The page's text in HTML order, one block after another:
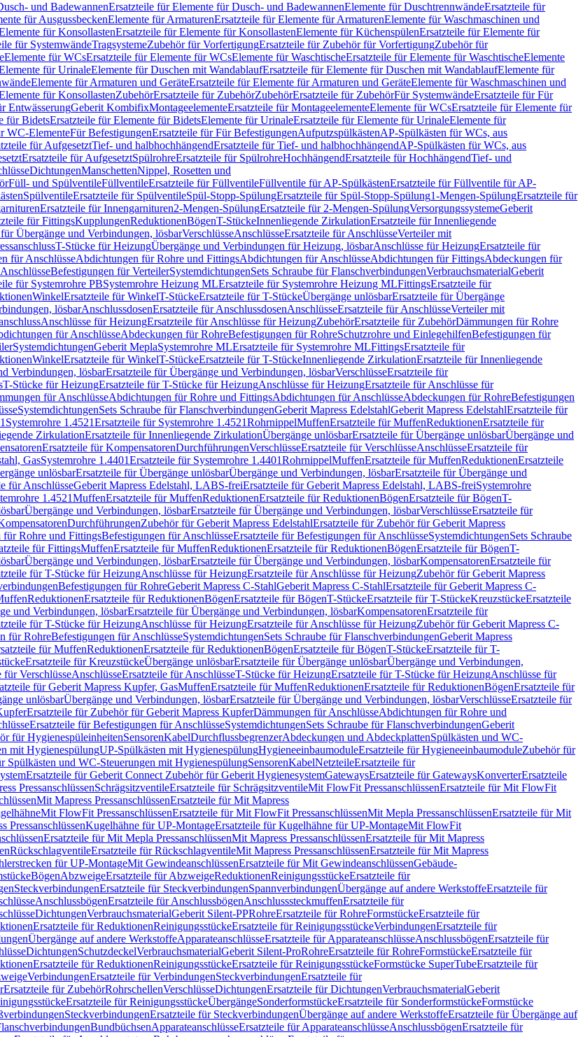
und BadewannenErsatzteile für Elemente für Dusch- und BadewannenElemente für DuschtrennwändeErsatzteile für
für AusgussbeckenElemente für ArmaturenErsatzteile für Elemente für ArmaturenElemente für Waschmaschinen und
für KonsollastenErsatzteile für Elemente für KonsollastenElemente für KüchenspülenErsatzteile für Elemente für
für SystemwändeTragsystemeZubehör für VorfertigungErsatzteile für Zubehör für VorfertigungZubehör für
Elemente für WCsErsatzteile für Elemente für WCsElemente für WaschtischeErsatzteile für Elemente für WaschtischeElemente
für UrinaleElemente für Duschen mit WandablaufErsatzteile für Elemente für Duschen mit WandablaufElemente für
Elemente für Armaturen und GeräteErsatzteile für Elemente für Armaturen und GeräteElemente für Waschmaschinen und
für KonsollastenZubehörErsatzteile für ZubehörZubehörErsatzteile für ZubehörFür SystemwändeErsatzteile für Für
EntwässerungGeberit KombifixMontageelementeErsatzteile für MontageelementeElemente für WCsErsatzteile für Elemente für
für BidetsErsatzteile für Elemente für BidetsElemente für UrinaleErsatzteile für Elemente für UrinaleElemente für
WC-ElementeFür BefestigungenErsatzteile für Für BefestigungenAufputzspülkästenAP-Spülkästen für WCs, aus
für AufgesetztTief- und halbhochhängendErsatzteile für Tief- und halbhochhängendAP-Spülkästen für WCs, aus
Ersatzteile für AufgesetztSpülrohreErsatzteile für SpülrohreHochhängendErsatzteile für HochhängendTief- und
DichtungenManschettenNippel, Rosetten und
Füll- und SpülventileFüllventileErsatzteile für FüllventileFüllventile für AP-SpülkästenErsatzteile für Füllventile für AP-
SpülventileErsatzteile für SpülventileSpül-Stopp-SpülungErsatzteile für Spül-Stopp-Spülung1-Mengen-SpülungErsatzteile für
Ersatzteile für Innengarnituren2-Mengen-SpülungErsatzteile für 2-Mengen-SpülungVersorgungssystemeGeberit
für FittingsKupplungenReduktionenBögenT-StückeInnenliegende ZirkulationErsatzteile für Innenliegende
Übergänge und Verbindungen, lösbarVerschlüsseAnschlüsseErsatzteile für AnschlüsseVerteiler mit
T-Stücke für HeizungÜbergänge und Verbindungen für Heizung, lösbarAnschlüsse für HeizungErsatzteile für
für AnschlüsseAbdichtungen für Rohre und FittingsAbdichtungen für AnschlüsseAbdichtungen für FittingsAbdeckungen für
Befestigungen für VerteilerSystemdichtungenSets Schraube für FlanschverbindungenVerbrauchsmaterialGeberit
für Systemrohre PBSystemrohre Heizung MLErsatzteile für Systemrohre Heizung MLFittingsErsatzteile für
WinkelErsatzteile für WinkelT-StückeErsatzteile für T-StückeÜbergänge unlösbarErsatzteile für Übergänge
lösbarAnschlussdosenErsatzteile für AnschlussdosenAnschlüsseErsatzteile für AnschlüsseVerteiler mit
Anschlüsse für HeizungErsatzteile für Anschlüsse für HeizungZubehörErsatzteile für ZubehörDämmungen für Rohre
für AnschlüsseAbdeckungen für RohreBefestigungen für RohreSchutzrohre und EinlegehilfenBefestigungen für
SystemdichtungenGeberit MeplaSystemrohre MLErsatzteile für Systemrohre MLFittingsErsatzteile für
WinkelErsatzteile für WinkelT-StückeErsatzteile für T-StückeInnenliegende ZirkulationErsatzteile für Innenliegende
Verbindungen, lösbarErsatzteile für Übergänge und Verbindungen, lösbarVerschlüsseErsatzteile für
T-Stücke für HeizungErsatzteile für T-Stücke für HeizungAnschlüsse für HeizungErsatzteile für Anschlüsse für
für AnschlüsseAbdichtungen für Rohre und FittingsAbdichtungen für AnschlüsseAbdeckungen für RohreBefestigungen
SystemdichtungenSets Schraube für FlanschverbindungenGeberit Mapress EdelstahlGeberit Mapress EdelstahlErsatzteile für
Systemrohre 1.4521Ersatzteile für Systemrohre 1.4521RohrnippelMuffenErsatzteile für MuffenReduktionenErsatzteile für
ZirkulationErsatzteile für Innenliegende ZirkulationÜbergänge unlösbarErsatzteile für Übergänge unlösbarÜbergänge und
Ersatzteile für KompensatorenDurchführungenVerschlüsseErsatzteile für VerschlüsseAnschlüsseErsatzteile für
GasSystemrohre 1.4401Ersatzteile für Systemrohre 1.4401RohrnippelMuffenErsatzteile für MuffenReduktionenErsatzteile
unlösbarErsatzteile für Übergänge unlösbarÜbergänge und Verbindungen, lösbarErsatzteile für Übergänge und
für AnschlüsseGeberit Mapress Edelstahl, LABS-freiErsatzteile für Geberit Mapress Edelstahl, LABS-freiSystemrohre
1.4521MuffenErsatzteile für MuffenReduktionenErsatzteile für ReduktionenBögenErsatzteile für BögenT-
Übergänge und Verbindungen, lösbarErsatzteile für Übergänge und Verbindungen, lösbarVerschlüsseErsatzteile für
DurchführungenZubehör für Geberit Mapress EdelstahlErsatzteile für Zubehör für Geberit Mapress
für Rohre und FittingsBefestigungen für AnschlüsseErsatzteile für Befestigungen für AnschlüsseSystemdichtungenSets Schraube
für FittingsMuffenErsatzteile für MuffenReduktionenErsatzteile für ReduktionenBögenErsatzteile für BögenT-
Übergänge und Verbindungen, lösbarErsatzteile für Übergänge und Verbindungen, lösbarKompensatorenErsatzteile für
für T-Stücke für HeizungAnschlüsse für HeizungErsatzteile für Anschlüsse für HeizungZubehör für Geberit Mapress
Befestigungen für RohreGeberit Mapress C-StahlGeberit Mapress C-StahlErsatzteile für Geberit Mapress C-
ReduktionenErsatzteile für ReduktionenBögenErsatzteile für BögenT-StückeErsatzteile für T-StückeKreuzstückeErsatzteile
und Verbindungen, lösbarErsatzteile für Übergänge und Verbindungen, lösbarKompensatorenErsatzteile für
für T-Stücke für HeizungAnschlüsse für HeizungErsatzteile für Anschlüsse für HeizungZubehör für Geberit Mapress C-
für RohreBefestigungen für AnschlüsseSystemdichtungenSets Schraube für FlanschverbindungenGeberit Mapress
für MuffenReduktionenErsatzteile für ReduktionenBögenErsatzteile für BögenT-StückeErsatzteile für T-
Ersatzteile für KreuzstückeÜbergänge unlösbarErsatzteile für Übergänge unlösbarÜbergänge und Verbindungen,
für VerschlüsseAnschlüsseErsatzteile für AnschlüsseT-Stücke für HeizungErsatzteile für T-Stücke für HeizungAnschlüsse für
für Geberit Mapress Kupfer, GasMuffenErsatzteile für MuffenReduktionenErsatzteile für ReduktionenBögenErsatzteile für
unlösbarÜbergänge und Verbindungen, lösbarErsatzteile für Übergänge und Verbindungen, lösbarVerschlüsseErsatzteile für
Ersatzteile für Zubehör für Geberit Mapress KupferDämmungen für AnschlüsseAbdichtungen für Rohre und
Ersatzteile für Befestigungen für AnschlüsseSystemdichtungenSets Schraube für FlanschverbindungenGeberit
für HygienespüleinheitenSensorenKabelDurchflussbegrenzerAbdeckungen und AbdeckplattenSpülkästen und WC-
mit HygienespülungUP-Spülkästen mit HygienespülungHygieneeinbaumoduleErsatzteile für HygieneeinbaumoduleZubehör für
Spülkästen und WC-Steuerungen mit HygienespülungSensorenKabelNetzteileErsatzteile für
Ersatzteile für Geberit Connect Zubehör für Geberit HygienesystemGatewaysErsatzteile für GatewaysKonverterErsatzteile
PressanschlüssenSchrägsitzventileErsatzteile für SchrägsitzventileMit FlowFit PressanschlüssenErsatzteile für Mit FlowFit
Mit Mapress PressanschlüssenErsatzteile für Mit Mapress
Mit FlowFit PressanschlüssenErsatzteile für Mit FlowFit PressanschlüssenMit Mepla PressanschlüssenErsatzteile für Mit
PressanschlüssenKugelhähne für UP-MontageErsatzteile für Kugelhähne für UP-MontageMit FlowFit
Ersatzteile für Mit Mepla PressanschlüssenMit Mapress PressanschlüssenErsatzteile für Mit Mapress
RückschlagventileErsatzteile für RückschlagventileMit Mapress PressanschlüssenErsatzteile für Mit Mapress
für UP-MontageMit GewindeanschlüssenErsatzteile für Mit GewindeanschlüssenGebäude-
BögenAbzweigeErsatzteile für AbzweigeReduktionenReinigungsstückeErsatzteile für
SteckverbindungenErsatzteile für SteckverbindungenSpannverbindungenÜbergänge auf andere WerkstoffeErsatzteile für
AnschlussbögenErsatzteile für AnschlussbögenAnschlusssteckmuffenErsatzteile für
DichtungenVerbrauchsmaterialGeberit Silent-PPRohreErsatzteile für RohreFormstückeErsatzteile für
Ersatzteile für ReduktionenReinigungsstückeErsatzteile für ReinigungsstückeVerbindungenErsatzteile für
Übergänge auf andere WerkstoffeApparateanschlüsseErsatzteile für ApparateanschlüsseAnschlussbögenErsatzteile für
DichtungenSchutzdeckelVerbrauchsmaterialGeberit Silent-ProRohreErsatzteile für RohreFormstückeErsatzteile für
Ersatzteile für ReduktionenReinigungsstückeErsatzteile für ReinigungsstückeFormstücke SuperTubeErsatzteile für
VerbindungenErsatzteile für VerbindungenSteckverbindungenErsatzteile für
Ersatzteile für ZubehörRohrschellenVerschlüsseDichtungenErsatzteile für DichtungenVerbrauchsmaterialGeberit
Ersatzteile für ReinigungsstückeÜbergängeSonderformstückeErsatzteile für SonderformstückeFormstücke
SteckverbindungenErsatzteile für SteckverbindungenÜbergänge auf andere WerkstoffeErsatzteile für Übergänge auf
BundbüchsenApparateanschlüsseErsatzteile für ApparateanschlüsseAnschlussbögenErsatzteile für